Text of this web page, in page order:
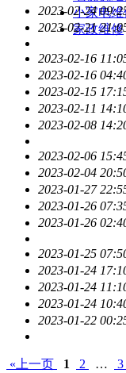
小家电维
家政维修
2023-02-24
2023-02-21
2023-02-16
2023-02-16
2023-02-15
2023-02-11
2023-02-08
2023-02-06
2023-02-04
2023-01-27
2023-01-26
2023-01-26
2023-01-25
2023-01-24
2023-01-24
2023-01-24
2023-01-22
«上一页 1 2 … 3